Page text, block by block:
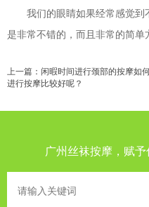
我们的眼睛如果经常感觉到
是非常不错的，而且非常的简单
上一篇： 闲暇时间进行颈部的按摩如
进行按摩比较好呢？
广州丝袜按摩，赋